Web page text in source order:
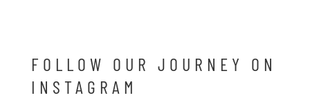
FOLLOW OUR JOURNEY ON
INSTAGRAM